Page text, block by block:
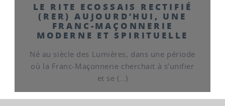
LE RITE ECOSSAIS RECTIFIÉ
(RER) AUJOURD’HUI, UNE
FRANC-MAÇONNERIE
MODERNE ET SPIRITUELLE
Né au siècle des Lumières, dans une période
où la Franc-Maçonnerie cherchait à s’unifier
et se (…)